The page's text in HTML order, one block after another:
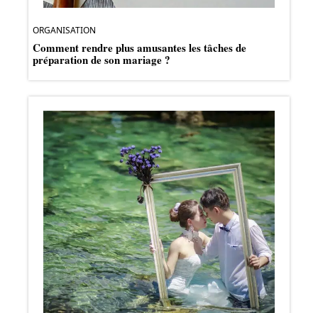
ORGANISATION
Comment rendre plus amusantes les tâches de
préparation de son mariage ?